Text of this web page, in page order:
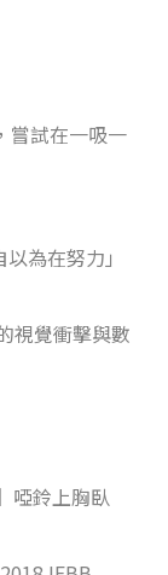
嘗試在一吸一
為在努力」
視覺衝擊與數
啞鈴上胸臥